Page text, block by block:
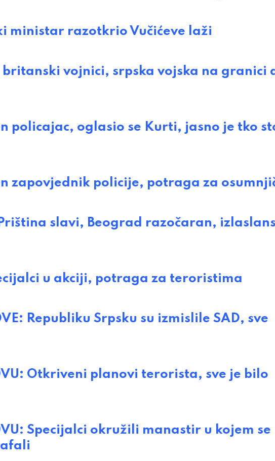
ministar razotkrio Vučićeve laži
britanski vojnici, srpska vojska na granici
policajac, oglasio se Kurti, jasno je tko
zapovjednik policije, potraga za
Priština slavi, Beograd razočaran,
u akciji, potraga za teroristima
Republiku Srpsku su izmislile SAD, sve
Otkriveni planovi terorista, sve je bilo
Specijalci okružili manastir u kojem se